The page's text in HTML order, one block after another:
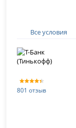
Все условия
801 отзыв